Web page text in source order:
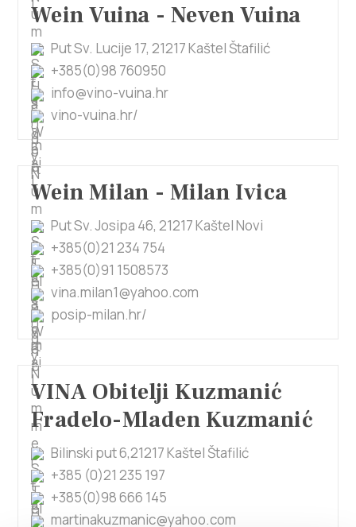
Wein Vuina - Neven Vuina
Put Sv. Lucije 17, 21217 Kaštel Štafilić
+385(0)98 760950
info@vino-vuina.hr
vino-vuina.hr/
Wein Milan - Milan Ivica
Put Sv. Josipa 46, 21217 Kaštel Novi
+385(0)21 234 754
+385(0)91 1508573
vina.milan1@yahoo.com
posip-milan.hr/
VINA Obitelji Kuzmanić
Fradelo-Mladen Kuzmanić
Bilinski put 6,21217 Kaštel Štafilić
+385 (0)21 235 197
+385(0)98 666 145
martinakuzmanic@yahoo.com